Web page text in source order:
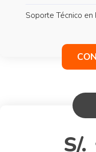
Soporte Técnico en
S/.